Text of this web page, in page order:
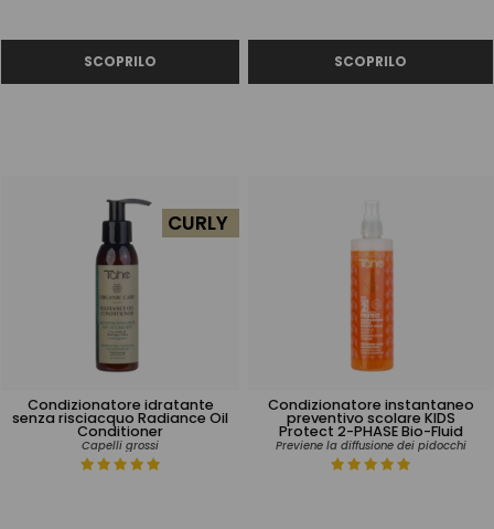
Condizionatore idratante
senza risciacquo Radiance Oil
Conditioner
Capelli grossi
CURLY
Condizionatore instantaneo
preventivo scolare KIDS
Protect 2-PHASE Bio-Fluid
Previene la diffusione dei pidocchi